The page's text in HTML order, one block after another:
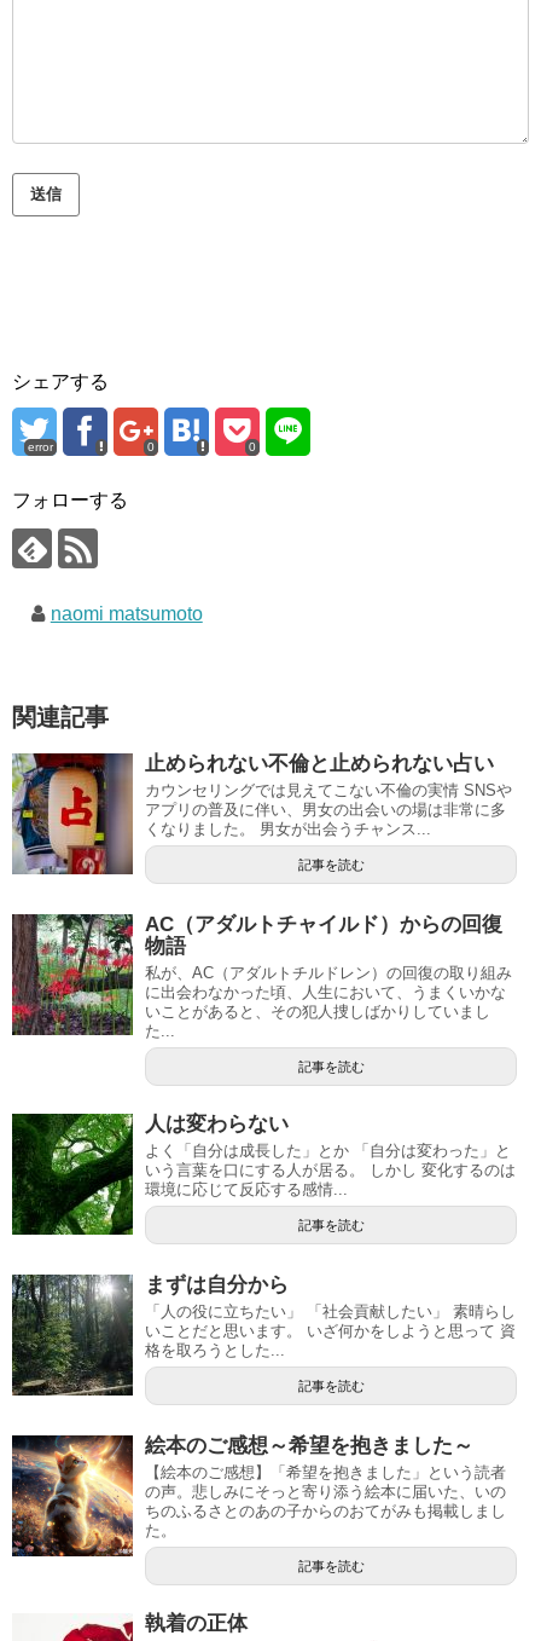
送信
シェアする
error 0 0
フォローする
naomi matsumoto
関連記事
止められない不倫と止められない占い
カウンセリングでは見えてこない不倫の実情 SNSや
アプリの普及に伴い、男女の出会いの場は非常に多
くなりました。 男女が出会うチャンス...
記事を読む
AC（アダルトチャイルド）からの回復
物語
私が、AC（アダルトチルドレン）の回復の取り組み
に出会わなかった頃、人生において、うまくいかな
いことがあると、その犯人捜しばかりしていまし
た...
記事を読む
人は変わらない
よく「自分は成長した」とか 「自分は変わった」と
いう言葉を口にする人が居る。 しかし 変化するのは
環境に応じて反応する感情...
記事を読む
まずは自分から
「人の役に立ちたい」 「社会貢献したい」 素晴らし
いことだと思います。 いざ何かをしようと思って 資
格を取ろうとした...
記事を読む
絵本のご感想～希望を抱きました～
【絵本のご感想】「希望を抱きました」という読者
の声。悲しみにそっと寄り添う絵本に届いた、いの
ちのふるさとのあの子からのおてがみも掲載しまし
た。
記事を読む
執着の正体